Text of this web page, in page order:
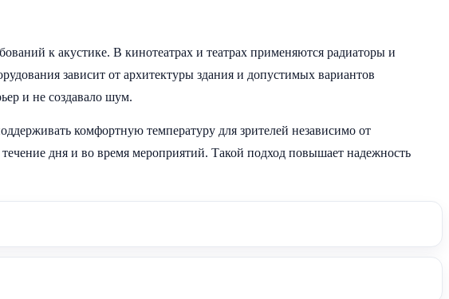
к акустике. В кинотеатрах и театрах применяются радиаторы и
зависит от архитектуры здания и допустимых вариантов
и не создавало шум.
комфортную температуру для зрителей независимо от
дня и во время мероприятий. Такой подход повышает надежность